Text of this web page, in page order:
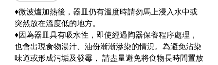
♦微波爐加熱後，器皿仍有溫度時請勿馬上浸入水中或
突然放在溫度低的地方。
♦因為器皿具有吸水性，即使經過陶器保養程序處理，
也會出現食物湯汁、油份漸漸滲染的情況。為避免沾染
味道或形成污垢及發霉， 請盡量避免將食物長時間置放